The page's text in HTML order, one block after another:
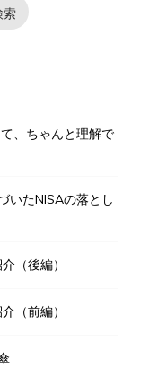
索
、ちゃんと理解で
いたNISAの落とし
（後編）
（前編）